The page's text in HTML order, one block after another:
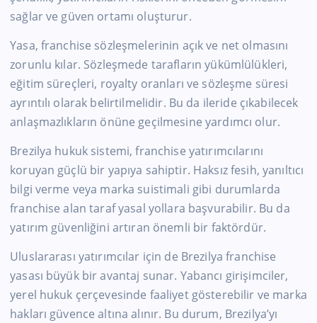
sağlar ve güven ortamı oluşturur.
Yasa, franchise sözleşmelerinin açık ve net olmasını
zorunlu kılar. Sözleşmede tarafların yükümlülükleri,
eğitim süreçleri, royalty oranları ve sözleşme süresi
ayrıntılı olarak belirtilmelidir. Bu da ileride çıkabilecek
anlaşmazlıkların önüne geçilmesine yardımcı olur.
Brezilya hukuk sistemi, franchise yatırımcılarını
koruyan güçlü bir yapıya sahiptir. Haksız fesih, yanıltıcı
bilgi verme veya marka suistimali gibi durumlarda
franchise alan taraf yasal yollara başvurabilir. Bu da
yatırım güvenliğini artıran önemli bir faktördür.
Uluslararası yatırımcılar için de Brezilya franchise
yasası büyük bir avantaj sunar. Yabancı girişimciler,
yerel hukuk çerçevesinde faaliyet gösterebilir ve marka
hakları güvence altına alınır. Bu durum, Brezilya’yı